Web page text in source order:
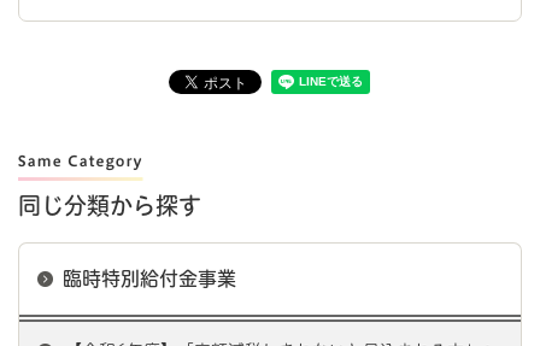
同じ分類から探す
臨時特別給付金事業